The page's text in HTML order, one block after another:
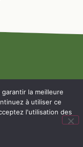
la meilleure
à utiliser ce
l'utilisation des